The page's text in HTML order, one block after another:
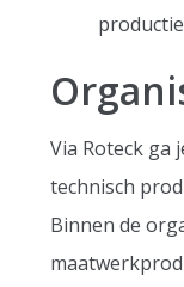
Via Roteck ga
technisch
Binnen de